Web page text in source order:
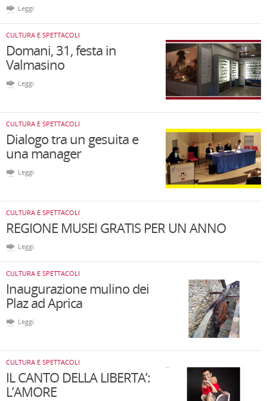
Leggi
CULTURA E SPETTACOLI
Domani, 31, festa in
Valmasino
Leggi
CULTURA E SPETTACOLI
Dialogo tra un gesuita e
una manager
Leggi
CULTURA E SPETTACOLI
REGIONE MUSEI GRATIS PER UN ANNO
Leggi
CULTURA E SPETTACOLI
Inaugurazione mulino dei
Plaz ad Aprica
Leggi
CULTURA E SPETTACOLI
IL CANTO DELLA LIBERTA’:
L’AMORE